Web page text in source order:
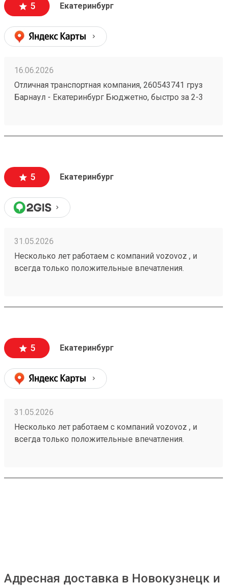
5 Екатеринбург
16.06.2026
Отличная транспортная компания, 260543741 груз
Барнаул - Екатеринбург Бюджетно, быстро за 2-3
плохого и неприятного момента не могу вспомнить.
5 Екатеринбург
31.05.2026
Несколько лет работаем с компаний vozovoz , и
всегда только положительные впечатления.
можно посмотреть всю интересующую
сохранности , и сотрудники аккуратны при загрузке
, выгрузке 🙌🏻 Заказ 260502771
5 Екатеринбург
31.05.2026
Несколько лет работаем с компаний vozovoz , и
всегда только положительные впечатления.
можно посмотреть всю интересующую
Адресная доставка в Новокузнецк и